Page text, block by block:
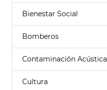
Bienestar Social
Bomberos
Contaminación Acústica
Cultura